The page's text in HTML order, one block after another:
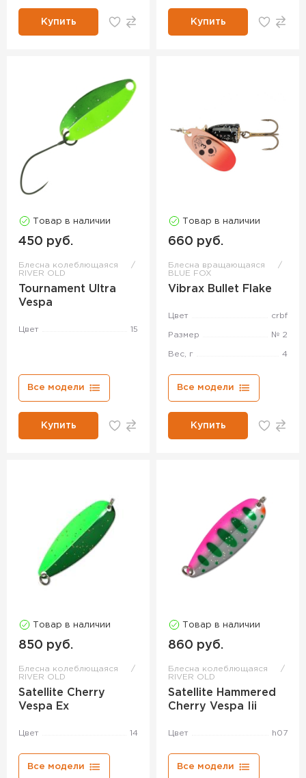
Купить Купить
Товар в наличии
450 руб.
Блесна колеблющаяся
RIVER OLD
Tournament Ultra
Vespa
Цвет 15
Все модели
Купить
Товар в наличии
660 руб.
Блесна вращающаяся
BLUE FOX
Vibrax Bullet Flake
Цвет crbf
Размер № 2
Вес, г 4
Все модели
Купить
Товар в наличии
850 руб.
Блесна колеблющаяся
RIVER OLD
Satellite Cherry
Vespa Ex
Цвет 14
Все модели
Товар в наличии
860 руб.
Блесна колеблющаяся
RIVER OLD
Satellite Hammered
Cherry Vespa Iii
Цвет h07
Все модели